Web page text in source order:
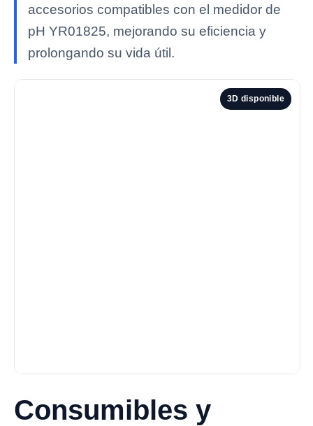
accesorios compatibles con el medidor de
pH YR01825, mejorando su eficiencia y
prolongando su vida útil.
3D disponible
Consumibles y